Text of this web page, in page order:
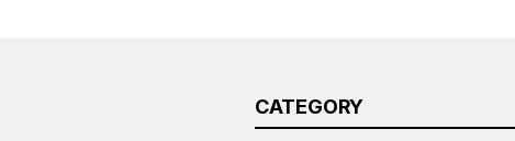
CATEGORY